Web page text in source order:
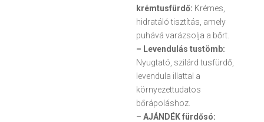
krémtusfürdő: Krémes,
hidratáló tisztítás, amely
puhává varázsolja a bőrt.
– Levendulás tustömb:
Nyugtató, szilárd tusfürdő,
levendula illattal a
környezettudatos
bőrápoláshoz.
–AJÁNDÉK fürdősó: